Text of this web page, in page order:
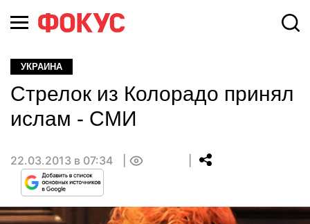
УКРАИНА
Стрелок из Колорадо принял
ислам - СМИ
22.03.2013 в 07:34